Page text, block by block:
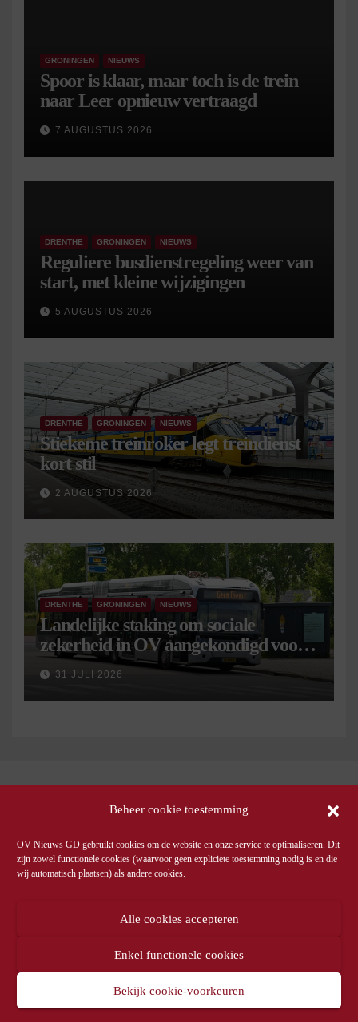
Beheer cookie toestemming
OV Nieuws GD gebruikt cookies om de website en onze service te optimaliseren. Dit
zijn zowel functionele cookies (waarvoor geen expliciete toestemming nodig is en die
wij automatisch plaatsen) als andere cookies.
Alle cookies accepteren
Enkel functionele cookies
Bekijk cookie-voorkeuren
GRONINGEN NIEUWS
Spoor is klaar, maar toch is de trein
naar Leer opnieuw vertraagd
7 AUGUSTUS 2026
DRENTHE GRONINGEN NIEUWS
Reguliere busdienstregeling weer van
start, met kleine wijzigingen
5 AUGUSTUS 2026
DRENTHE GRONINGEN NIEUWS
Stiekeme treinroker legt treindienst
kort stil
2 AUGUSTUS 2026
DRENTHE GRONINGEN NIEUWS
Landelijke staking om sociale
zekerheid in OV aangekondigd voor 9
september
31 JULI 2026
© OV Nieuws GD - Privacyverklaring